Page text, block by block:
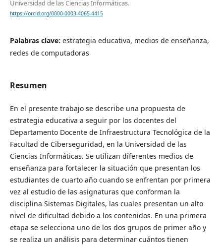
Universidad de las Ciencias Informáticas.
https://orcid.org/0000-0003-4065-4415
Palabras clave: estrategia educativa, medios de enseñanza,
redes de computadoras
Resumen
En el presente trabajo se describe una propuesta de
estrategia educativa a seguir por los docentes del
Departamento Docente de Infraestructura Tecnológica de la
Facultad de Ciberseguridad, en la Universidad de las
Ciencias Informáticas. Se utilizan diferentes medios de
enseñanza para fortalecer la situación que presentan los
estudiantes de cuarto año cuando se enfrentan por primera
vez al estudio de las asignaturas que conforman la
disciplina Sistemas Digitales, las cuales presentan un alto
nivel de dificultad debido a los contenidos. En una primera
etapa se selecciona uno de los dos grupos de primer año y
se realiza un análisis para determinar cuántos tienen